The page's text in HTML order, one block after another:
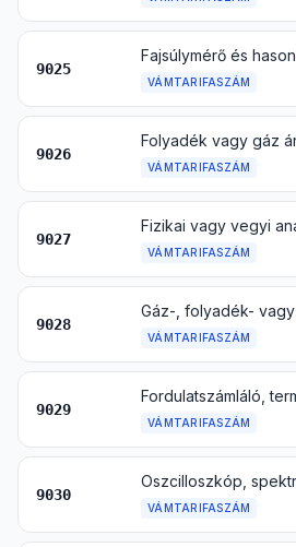
9025
VÁMTARIFASZÁM
9026
VÁMTARIFASZÁM
9027
VÁMTARIFASZÁM
9028
VÁMTARIFASZÁM
9029
VÁMTARIFASZÁM
9030
VÁMTARIFASZÁM